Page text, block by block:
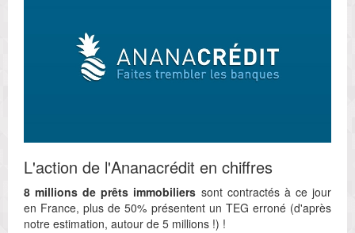
L'action de l'Ananacrédit en chiffres
8 millions de prêts immobiliers sont contractés à ce jour
en France, plus de 50% présentent un TEG erroné (d'après
notre estimation, autour de 5 millions !) !